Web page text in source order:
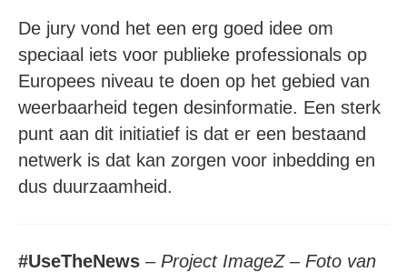
De jury vond het een erg goed idee om
speciaal iets voor publieke professionals op
Europees niveau te doen op het gebied van
weerbaarheid tegen desinformatie. Een sterk
punt aan dit initiatief is dat er een bestaand
netwerk is dat kan zorgen voor inbedding en
dus duurzaamheid.
#UseTheNews – Project ImageZ – Foto van